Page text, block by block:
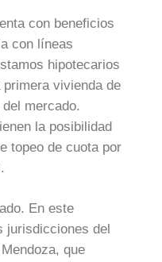
con beneficios
con líneas
hipotecarios
vivienda de
mercado.
la posibilidad
topeo de cuota por
En este
jurisdicciones del
que